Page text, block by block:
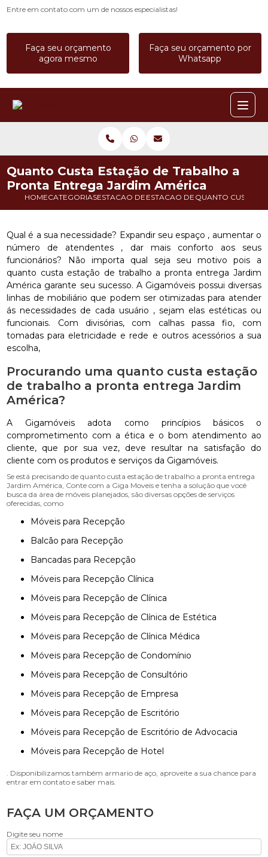
Entre em contato com um de nossos especialistas!
Faça seu orçamento
agora mesmo
Faça seu orçamento por
Whatsapp
HOMECATEGORIASESTACAO DE TRABALHOESTACAO DE TRABALHO 8
QUANTO CUSTA
Quanto Custa Estação de Trabalho a
Pronta Entrega Jardim América
Qual é a sua necessidade? Expandir seu espaço , aumentar o
número de atendentes , dar mais conforto aos seus
funcionários? Não importa qual seja seu motivo pois a
quanto custa estação de trabalho a pronta entrega Jardim
América garante seu sucesso. A Gigamóveis possui diversas
linhas de mobiliário que podem ser otimizadas para atender
ás necessidades de cada usuário , sejam elas estéticas ou
funcionais. Com divisórias, com calhas passa fio, com
tomadas para eletricidade e rede e outros acessórios a sua
escolha,
Procurando uma quanto custa estação
de trabalho a pronta entrega Jardim
América?
A Gigamóveis adota como princípios básicos o
comprometimento com a ética e o bom atendimento ao
cliente, que por sua vez, deve resultar na satisfação do
cliente com os produtos e serviços da Gigamóveis.
Se está precisando de quanto custa estação de trabalho a pronta entrega
Jardim América, Conte com a Giga Moveis e tenha a solução que você
busca da área de móveis planejados, são diversas opções de serviços
oferecidas, como
Móveis para Recepção
Balcão para Recepção
Bancadas para Recepção
Móveis para Recepção Clínica
Móveis para Recepção de Clínica
Móveis para Recepção de Clínica de Estética
Móveis para Recepção de Clínica Médica
Móveis para Recepção de Condomínio
Móveis para Recepção de Consultório
Móveis para Recepção de Empresa
Móveis para Recepção de Escritório
Móveis para Recepção de Escritório de Advocacia
Móveis para Recepção de Hotel
. Disponibilizamos também armario de aço, aproveite a sua chance para
entrar em contato e saber mais.
FAÇA UM ORÇAMENTO
Digite seu nome